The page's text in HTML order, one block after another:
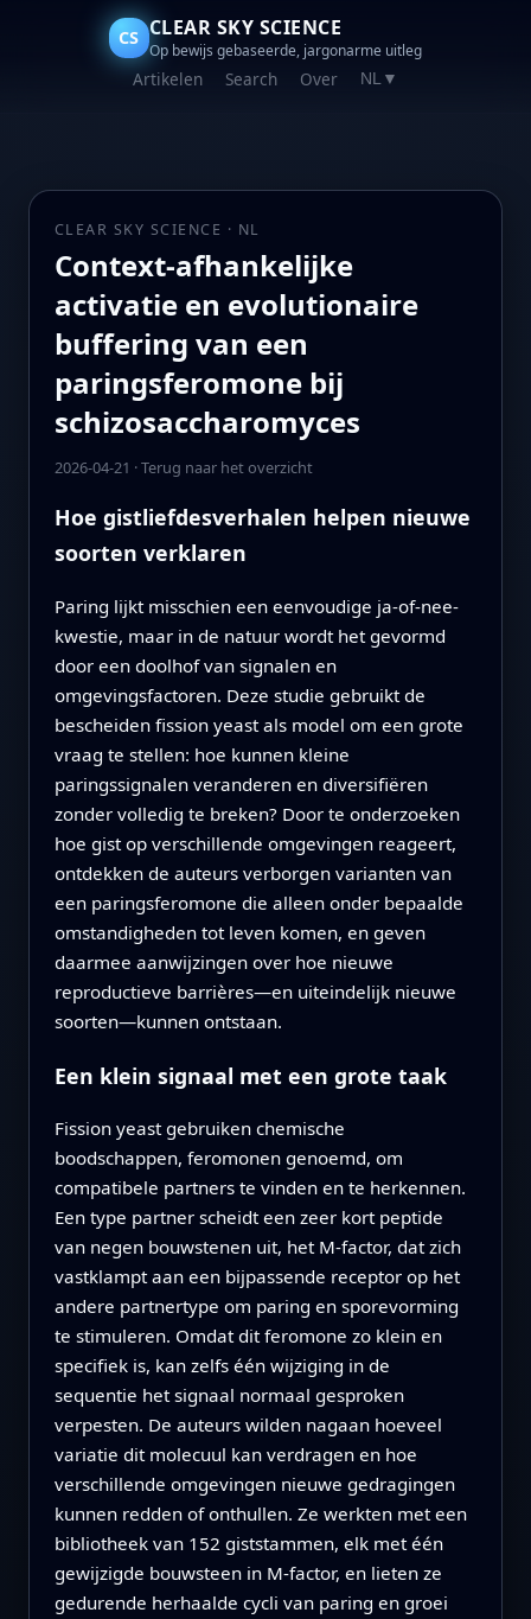
CS CLEAR SKY SCIENCE
Op bewijs gebaseerde, jargonarme uitleg
Artikelen Search Over NL ▼
CLEAR SKY SCIENCE · NL
Context-afhankelijke
activatie en evolutionaire
buffering van een
paringsferomone bij
schizosaccharomyces
2026-04-21 ·Terug naar het overzicht
Hoe gistliefdesverhalen helpen nieuwe
soorten verklaren
Paring lijkt misschien een eenvoudige ja-of-nee-
kwestie, maar in de natuur wordt het gevormd
door een doolhof van signalen en
omgevingsfactoren. Deze studie gebruikt de
bescheiden fission yeast als model om een grote
vraag te stellen: hoe kunnen kleine
paringssignalen veranderen en diversifiëren
zonder volledig te breken? Door te onderzoeken
hoe gist op verschillende omgevingen reageert,
ontdekken de auteurs verborgen varianten van
een paringsferomone die alleen onder bepaalde
omstandigheden tot leven komen, en geven
daarmee aanwijzingen over hoe nieuwe
reproductieve barrières—en uiteindelijk nieuwe
soorten—kunnen ontstaan.
Een klein signaal met een grote taak
Fission yeast gebruiken chemische
boodschappen, feromonen genoemd, om
compatibele partners te vinden en te herkennen.
Een type partner scheidt een zeer kort peptide
van negen bouwstenen uit, het M-factor, dat zich
vastklampt aan een bijpassende receptor op het
andere partnertype om paring en sporevorming
te stimuleren. Omdat dit feromone zo klein en
specifiek is, kan zelfs één wijziging in de
sequentie het signaal normaal gesproken
verpesten. De auteurs wilden nagaan hoeveel
variatie dit molecuul kan verdragen en hoe
verschillende omgevingen nieuwe gedragingen
kunnen redden of onthullen. Ze werkten met een
bibliotheek van 152 giststammen, elk met één
gewijzigde bouwsteen in M-factor, en lieten ze
gedurende herhaalde cycli van paring en groei